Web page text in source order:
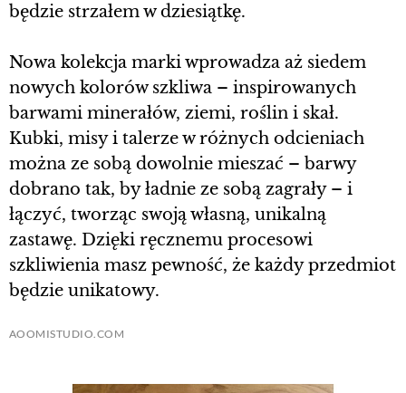
będzie strzałem w dziesiątkę.
Nowa kolekcja marki wprowadza aż siedem
nowych kolorów szkliwa – inspirowanych
barwami minerałów, ziemi, roślin i skał.
Kubki, misy i talerze w różnych odcieniach
można ze sobą dowolnie mieszać – barwy
dobrano tak, by ładnie ze sobą zagrały – i
łączyć, tworząc swoją własną, unikalną
zastawę. Dzięki ręcznemu procesowi
szkliwienia masz pewność, że każdy przedmiot
będzie unikatowy.
AOOMISTUDIO.COM